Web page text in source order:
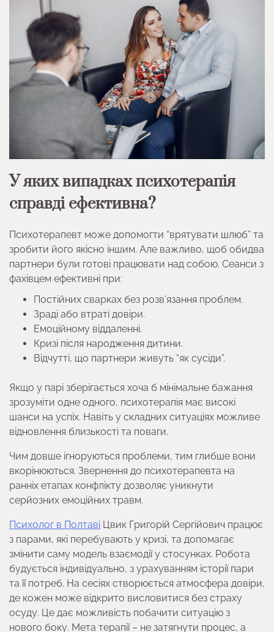
У яких випадках психотерапія
справді ефективна?
Психотерапевт може допомогти “врятувати шлюб” та
зробити його якісно іншим. Але важливо, щоб обидва
партнери були готові працювати над собою. Сеанси з
фахівцем ефективні при:
Постійних сварках без розв’язання проблем.
Зраді або втраті довіри.
Емоційному віддаленні.
Кризі після народження дитини.
Відчутті, що партнери живуть “як сусіди”.
Якщо у парі зберігається хоча б мінімальне бажання
зрозуміти одне одного, психотерапія має високі
шанси на успіх. Навіть у складних ситуаціях можливе
відновлення близькості та поваги.
Чим довше ігноруються проблеми, тим глибше вони
вкорінюються. Звернення до психотерапевта на
ранніх етапах конфлікту дозволяє уникнути
серйозних емоційних травм.
Психолог в Полтаві Цвик Григорій Сергійович працює
з парами, які перебувають у кризі, та допомагає
змінити саму модель взаємодії у стосунках. Робота
будується індивідуально, з урахуванням історії пари
та її потреб. На сесіях створюється атмосфера довіри,
де кожен може відкрито висловитися без страху
осуду. Це дає можливість побачити ситуацію з
нового боку. Мета терапії – не затягнути процес, а